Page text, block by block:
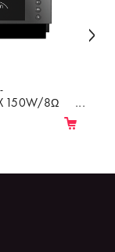
150W/8Ω
2